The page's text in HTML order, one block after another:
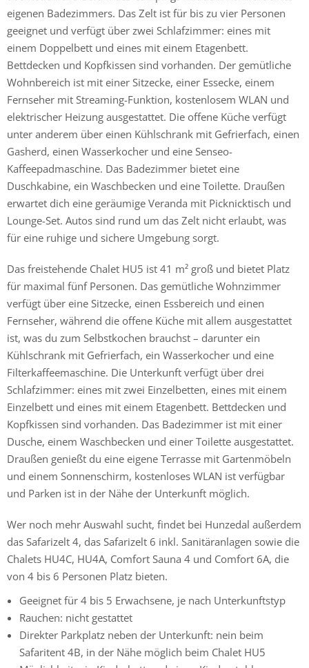
eigenen Badezimmers. Das Zelt ist für bis zu vier Personen
geeignet und verfügt über zwei Schlafzimmer: eines mit
einem Doppelbett und eines mit einem Etagenbett.
Bettdecken und Kopfkissen sind vorhanden. Der gemütliche
Wohnbereich ist mit einer Sitzecke, einer Essecke, einem
Fernseher mit Streaming-Funktion, kostenlosem WLAN und
elektrischer Heizung ausgestattet. Die offene Küche verfügt
unter anderem über einen Kühlschrank mit Gefrierfach, einen
Gasherd, einen Wasserkocher und eine Senseo-
Kaffeepadmaschine. Das Badezimmer bietet eine
Duschkabine, ein Waschbecken und eine Toilette. Draußen
erwartet dich eine geräumige Veranda mit Picknicktisch und
Lounge-Set. Autos sind rund um das Zelt nicht erlaubt, was
für eine ruhige und sichere Umgebung sorgt.
Das freistehende Chalet HU5 ist 41 m² groß und bietet Platz
für maximal fünf Personen. Das gemütliche Wohnzimmer
verfügt über eine Sitzecke, einen Essbereich und einen
Fernseher, während die offene Küche mit allem ausgestattet
ist, was du zum Selbstkochen brauchst – darunter ein
Kühlschrank mit Gefrierfach, ein Wasserkocher und eine
Filterkaffeemaschine. Die Unterkunft verfügt über drei
Schlafzimmer: eines mit zwei Einzelbetten, eines mit einem
Einzelbett und eines mit einem Etagenbett. Bettdecken und
Kopfkissen sind vorhanden. Das Badezimmer ist mit einer
Dusche, einem Waschbecken und einer Toilette ausgestattet.
Draußen genießt du eine eigene Terrasse mit Gartenmöbeln
und einem Sonnenschirm, kostenloses WLAN ist verfügbar
und Parken ist in der Nähe der Unterkunft möglich.
Wer noch mehr Auswahl sucht, findet bei Hunzedal außerdem
das Safarizelt 4, das Safarizelt 6 inkl. Sanitäranlagen sowie die
Chalets HU4C, HU4A, Comfort Sauna 4 und Comfort 6A, die
von 4 bis 6 Personen Platz bieten.
Geeignet für 4 bis 5 Erwachsene, je nach Unterkunftstyp
Rauchen: nicht gestattet
Direkter Parkplatz neben der Unterkunft: nein beim
Safaritent 4B, in der Nähe möglich beim Chalet HU5